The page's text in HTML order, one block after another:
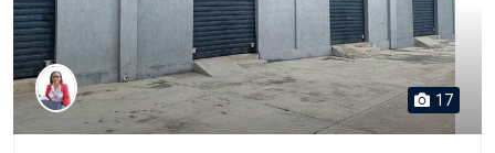
17